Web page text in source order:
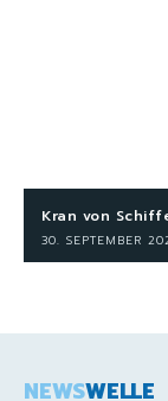
Kran von
30. SEPTEMBER
NEWSWELLE